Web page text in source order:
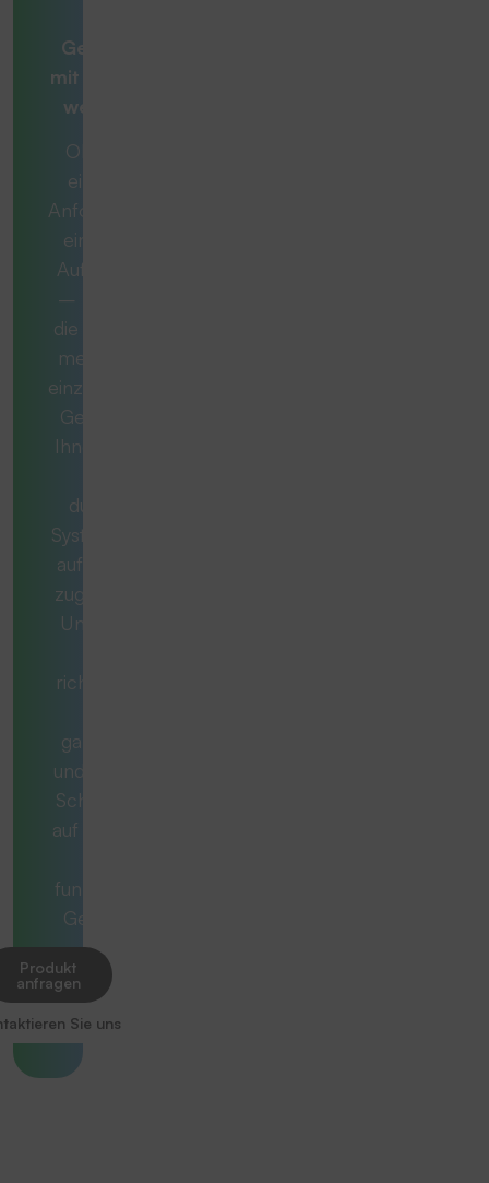
Gesamtlösung
mit
weiterdenken
Ob es sich um
eine konkrete
Anforderung oder
eine komplexe
Aufgabe handelt
– manchmal ist
die ideale Lösung
mehr als nur ein
einzelnes Produkt.
Gemeinsam mit
Ihnen entwickeln
durchdachtes
System, das exakt
auf Ihren Bedarf
zugeschnitten ist.
Unsere Berater
richtigen Fragen,
ganzheitlich mit
und begleiten Sie
Schritt für Schritt
auf dem Weg zur
funktionierenden
Gesamtlösung.
Produkt
anfragen
Sie uns